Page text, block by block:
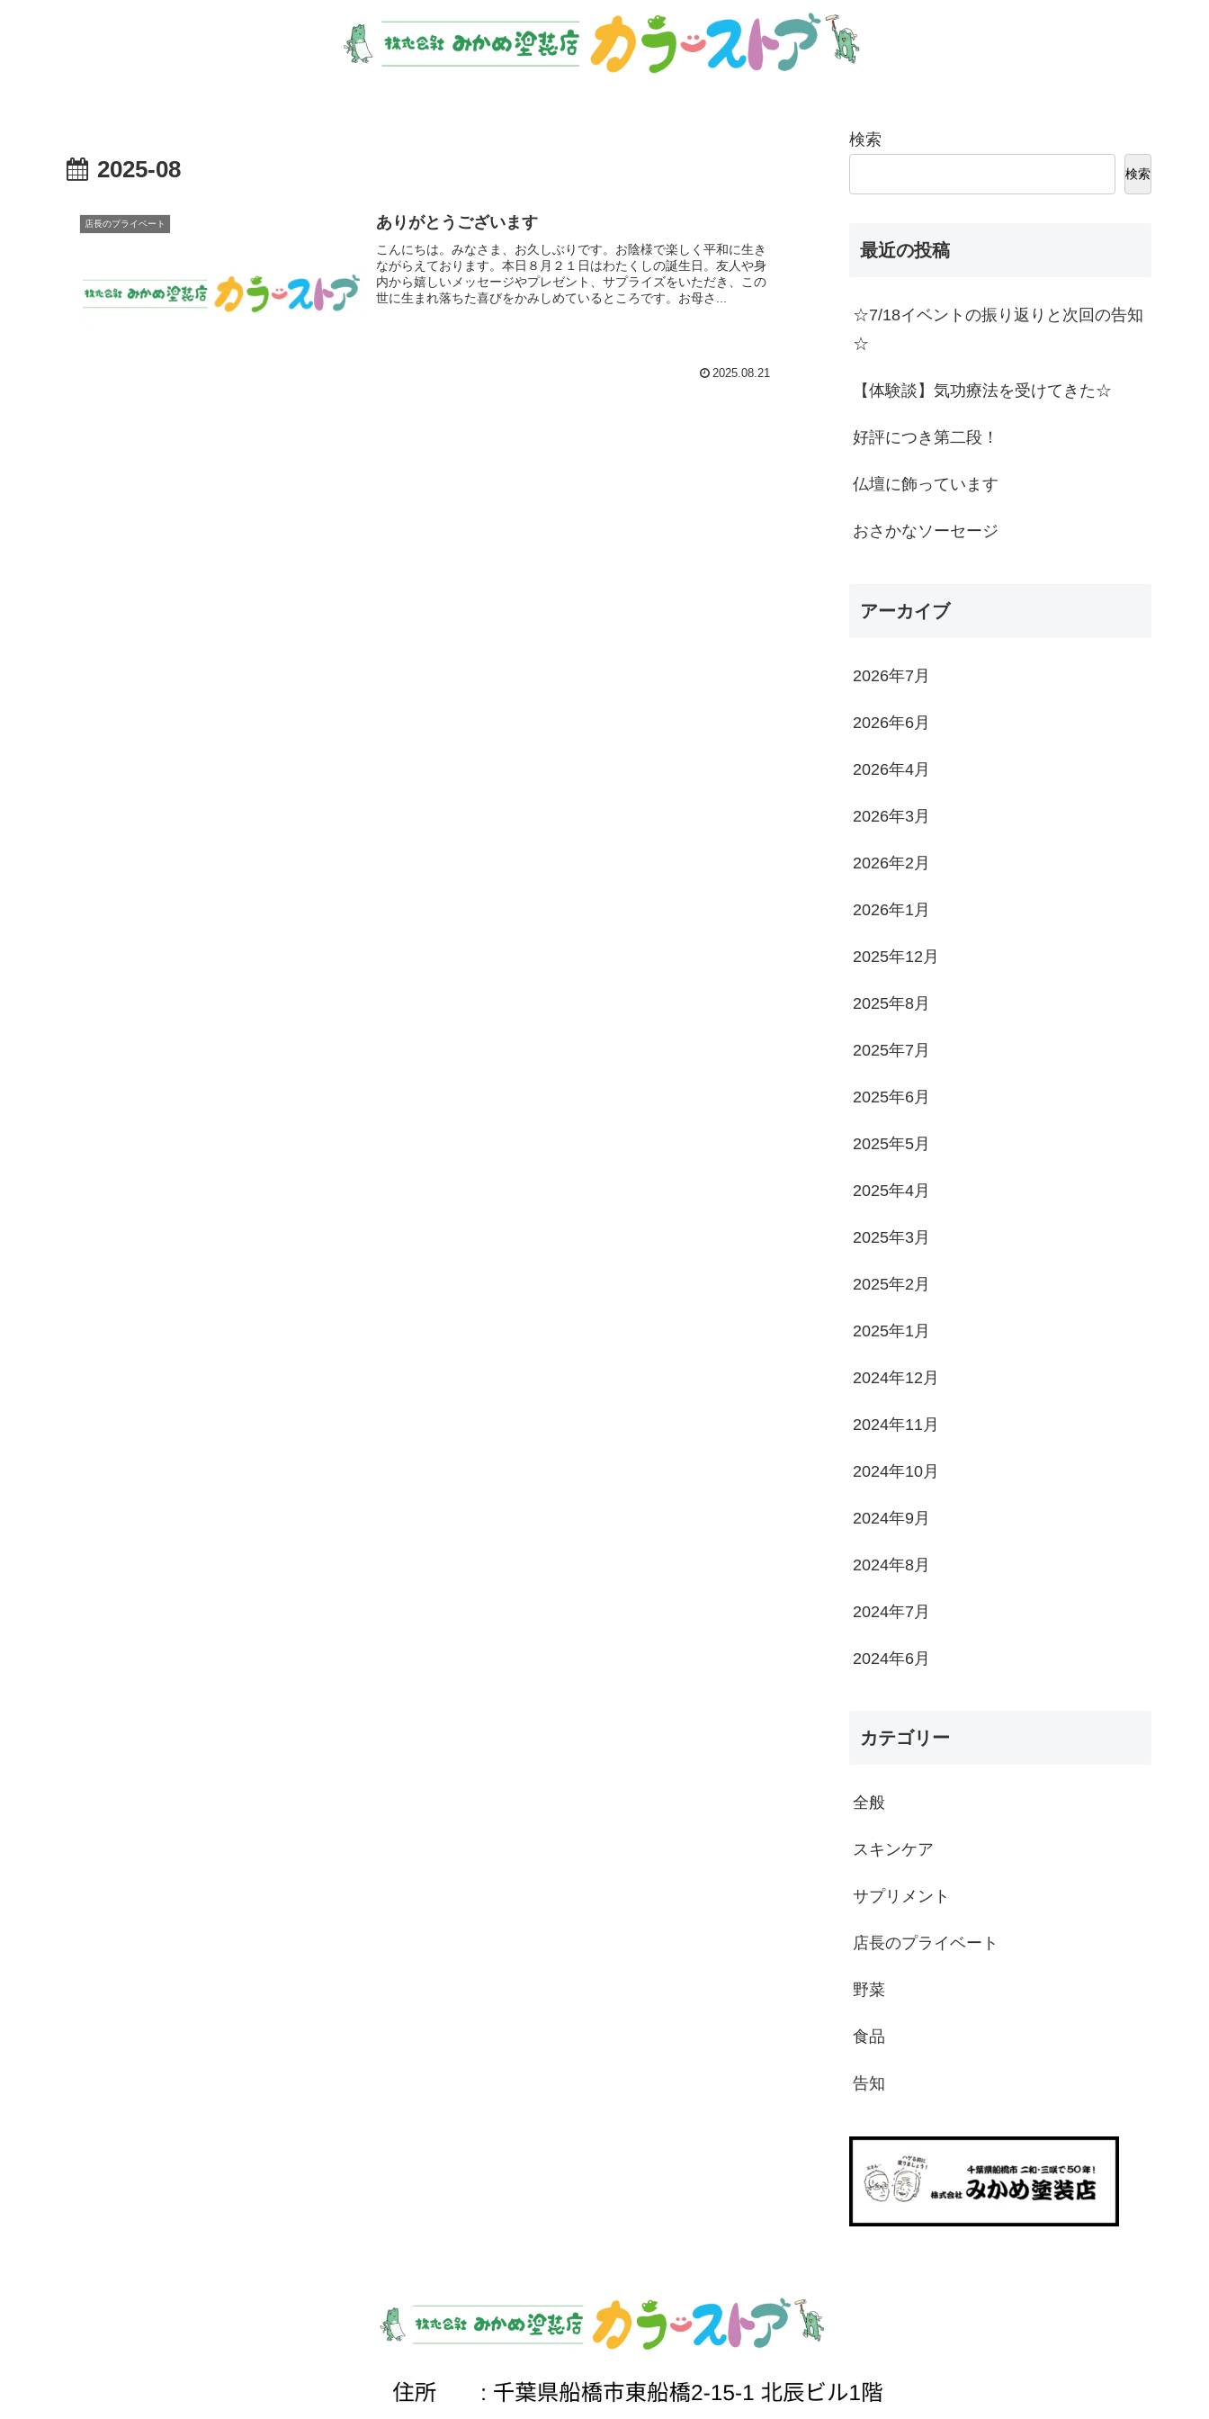
2025-08
店長のプライベート ありがとうございます
こんにちは。みなさま、お久しぶりです。お陰様で楽しく平和に生き
ながらえております。本日８月２１日はわたくしの誕生日。友人や身
内から嬉しいメッセージやプレゼント、サプライズをいただき、この
世に生まれ落ちた喜びをかみしめているところです。お母さ...
2025.08.21
検索
検索
最近の投稿
☆7/18イベントの振り返りと次回の告知
☆
【体験談】気功療法を受けてきた☆
好評につき第二段！
仏壇に飾っています
おさかなソーセージ
アーカイブ
2026年7月
2026年6月
2026年4月
2026年3月
2026年2月
2026年1月
2025年12月
2025年8月
2025年7月
2025年6月
2025年5月
2025年4月
2025年3月
2025年2月
2025年1月
2024年12月
2024年11月
2024年10月
2024年9月
2024年8月
2024年7月
2024年6月
カテゴリー
全般
スキンケア
サプリメント
店長のプライベート
野菜
食品
告知